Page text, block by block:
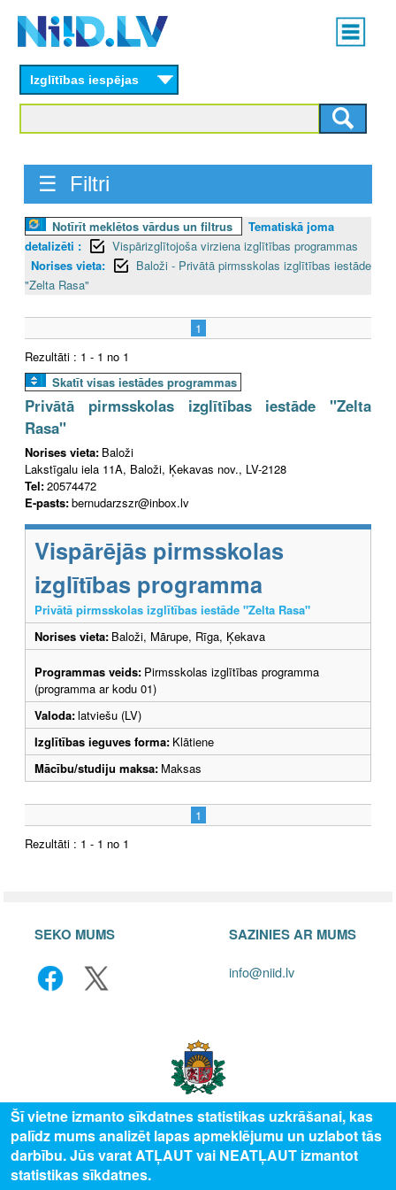
content
Main
menu
Izglītības iespējas
☰ Filtri
Notīrīt meklētos vārdus un filtrus
Tematiskā joma
detalizēti :
Vispārizglītojoša virziena izglītības programmas
Norises vieta:
Baloži - Privātā pirmsskolas izglītības iestāde
"Zelta Rasa"
1
Rezultāti : 1 - 1 no 1
Skatīt visas iestādes programmas
Privātā pirmsskolas izglītības iestāde "Zelta
Rasa"
Norises vieta: Baloži
Lakstīgalu iela 11A, Baloži, Ķekavas nov., LV-2128
Tel:20574472
E-pasts:bernudarzszr@inbox.lv
Vispārējās pirmsskolas
izglītības programma
Privātā pirmsskolas izglītības iestāde "Zelta Rasa"
Norises vieta: Baloži, Mārupe, Rīga, Ķekava
Programmas veids: Pirmsskolas izglītības programma
(programma ar kodu 01)
Valoda:latviešu (LV)
Izglītības ieguves forma: Klātiene
Mācību/studiju maksa: Maksas
1
Rezultāti : 1 - 1 no 1
SEKO MUMS SAZINIES AR MUMS
info@niid.lv
© 2025 Valsts izglītības attīstības aģentūra, publicētā satura visas tiesības
Šī vietne izmanto sīkdatnes statistikas uzkrāšanai, kas
palīdz mums analizēt lapas apmeklējumu un uzlabot tās
darbību. Jūs varat ATĻAUT vai NEATĻAUT izmantot
statistikas sīkdatnes.